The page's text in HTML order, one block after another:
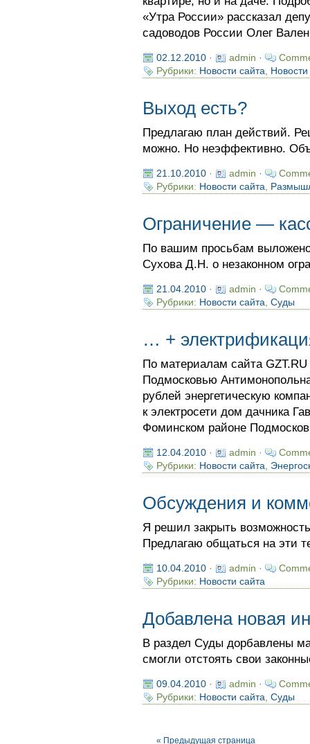
«Утра России» рассказал
садоводов России Олег
02.12.2010· admin ·
Рубрики: Новости сайта,
Выход есть?
Предлагаю план действий.
можно. Но неэффективно.
21.10.2010· admin ·
Рубрики: Новости сайта,
Ограничение —
По вашим просьбам
Сухова Д.Н. о незаконном
21.04.2010· admin ·
Рубрики: Новости сайта, Суды
… +
По материалам сайта
Подмосковью
рублей энергетическую
к электросети дом дачника
Фоминском районе
12.04.2010· admin ·
Рубрики: Новости сайта,
Обсуждения и
Я решил закрыть
Предлагаю общаться на эти
10.04.2010· admin ·
Рубрики: Новости сайта
Добавлена новая
В раздел Суды дорбавлены
смогли отстоять свои
09.04.2010· admin ·
Рубрики: Новости сайта, Суды
« Предыдущая страница